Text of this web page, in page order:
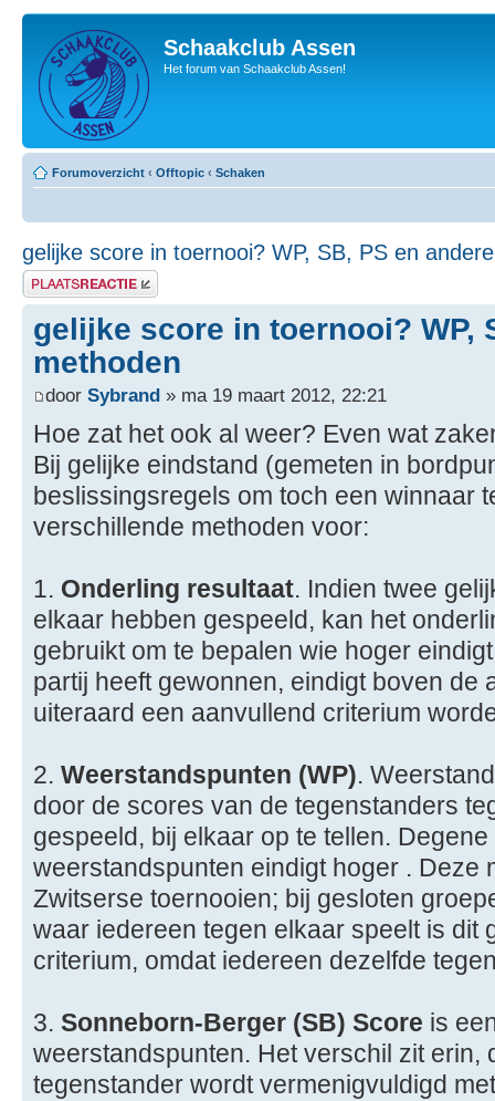
Schaakclub Assen
Het forum van Schaakclub Assen!
Forumoverzicht ‹ Offtopic ‹ Schaken
gelijke score in toernooi? WP, SB, PS en
Plaats een reactie
gelijke score in toernooi? WP,
methoden
door Sybrand » ma 19 maart 2012, 22:21
Hoe zat het ook al weer? Even wat
Bij gelijke eindstand (gemeten in
beslissingsregels om toch een winnaar
verschillende methoden voor:
1. Onderling resultaat. Indien twee
elkaar hebben gespeeld, kan het
gebruikt om te bepalen wie hoger
partij heeft gewonnen, eindigt boven de
uiteraard een aanvullend criterium
2. Weerstandspunten (WP).
door de scores van de tegenstanders
gespeeld, bij elkaar op te tellen.
weerstandspunten eindigt hoger . Deze
Zwitserse toernooien; bij gesloten
waar iedereen tegen elkaar speelt is dit
criterium, omdat iedereen dezelfde
3. Sonneborn-Berger (SB) Score is
weerstandspunten. Het verschil zit erin,
tegenstander wordt vermenigvuldigd